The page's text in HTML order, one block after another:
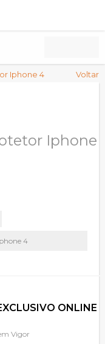
Iphone 4 Voltar
Iphone
4
ONLINE
Vigor